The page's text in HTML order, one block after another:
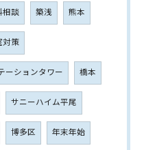
相談 築浅 熊本
対策
ーションタワー 橋本
サニーハイム平尾
博多区 年末年始